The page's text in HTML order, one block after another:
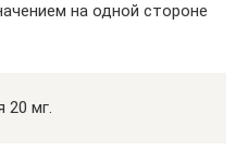
на одной стороне
20 мг.